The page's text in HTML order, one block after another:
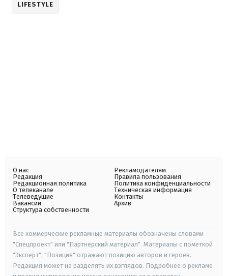
LIFESTYLE
О нас
Редакция
Редакционная политика
О телеканале
Телеведущие
Вакансии
Структура собственности
Рекламодателям
Правила пользования
Политика конфиденциальности
Техническая информация
Контакты
Архив
Все коммерческие рекламные материалы обозначены словами
"Спецпроект" или "Партнерский материал". Материалы с пометкой
"Эксперт", "Позиция" отражают позицию авторов и героев.
Редакция может не разделять их взглядов. Подробнее о рекламе